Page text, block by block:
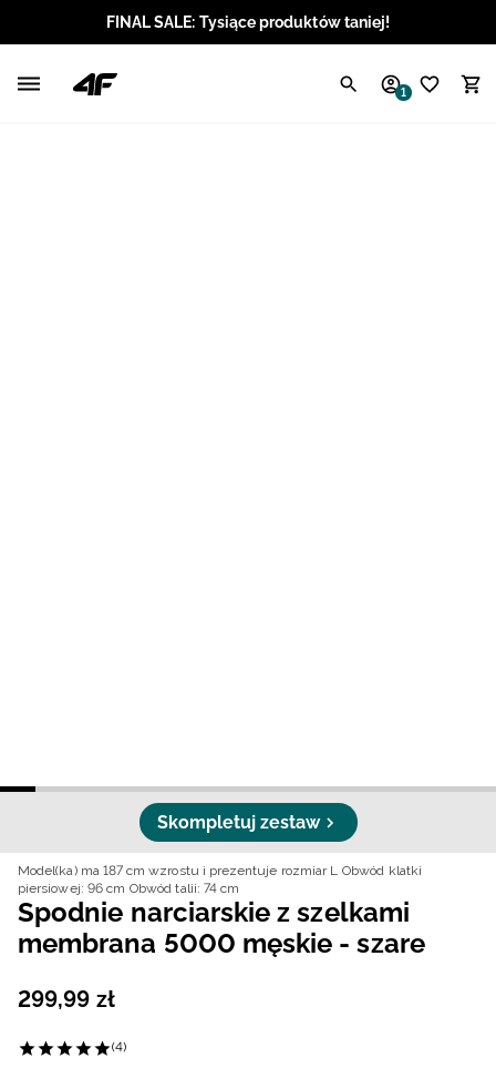
FINAL SALE: Tysiące produktów taniej!
1
Skompletuj zestaw
Model(ka) ma 187 cm wzrostu i prezentuje rozmiar L Obwód klatki
piersiowej: 96 cm Obwód talii: 74 cm
Spodnie narciarskie z szelkami
membrana 5000 męskie - szare
299,99 zł
(4)